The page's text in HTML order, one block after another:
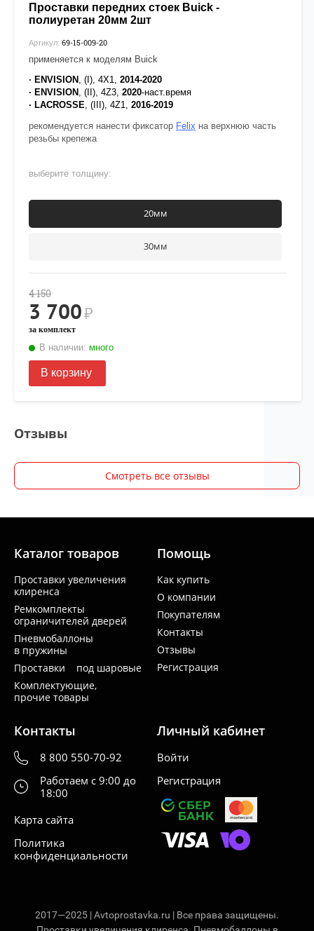
Проставки передних стоек Buick -
полиуретан 20мм 2шт
Артикул: 69-15-009-20
применяется к моделям Buick
· ENVISION , (I), 4X1, 2014-2020
· ENVISION , (II), 4Z3, 2020-наст.время
· LACROSSE , (III), 4Z1,
2016-2019
рекомендуется нанести фиксатор Felix на верхнюю часть
резьбы крепежа
выберите толщину:
20мм
30мм
4 150
3 700₽
за комплект
В наличии: много
В корзину
Отзывы
Смотреть все отзывы
Каталог товаров
Проставки увеличения
клиренса
Ремкомплекты
ограничителей дверей
Пневмобаллоны
в пружины
Проставки под шаровые
Комплектующие,
прочие товары
Помощь
Как купить
О компании
Покупателям
Контакты
Отзывы
Регистрация
Контакты
8 800 550-70-92
Работаем с 9:00 до
18:00
Карта сайта
Политика
конфиденциальности
Личный кабинет
Войти
Регистрация
2017—2025 | Avtoprostavka.ru | Все права защищены.